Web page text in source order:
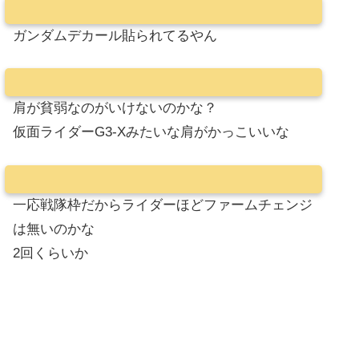
ガンダムデカール貼られてるやん
肩が貧弱なのがいけないのかな？
仮面ライダーG3-Xみたいな肩がかっこいいな
一応戦隊枠だからライダーほどファームチェンジ
は無いのかな
2回くらいか